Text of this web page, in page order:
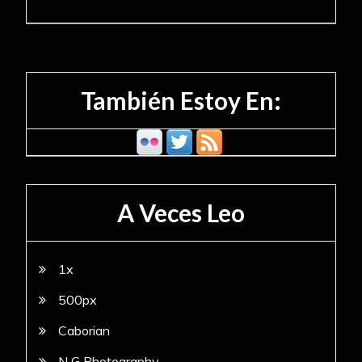
También Estoy En:
A Veces Leo
1x
500px
Caborian